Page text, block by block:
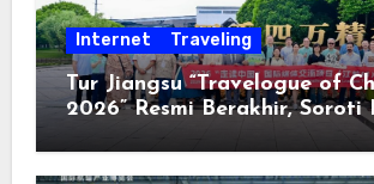
Internet Traveling
Tur Jiangsu “Travelogue of
2026” Resmi Berakhir, Soroti
Keterbukaan, dan